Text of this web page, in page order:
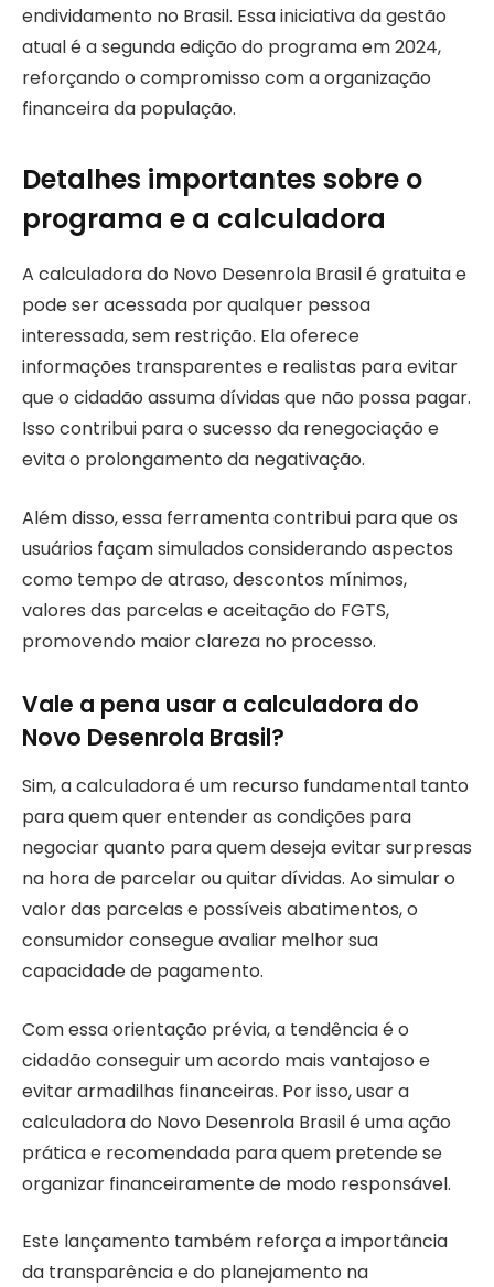
endividamento no Brasil. Essa iniciativa da gestão
atual é a segunda edição do programa em 2024,
reforçando o compromisso com a organização
financeira da população.
Detalhes importantes sobre o
programa e a calculadora
A calculadora do Novo Desenrola Brasil é gratuita e
pode ser acessada por qualquer pessoa
interessada, sem restrição. Ela oferece
informações transparentes e realistas para evitar
que o cidadão assuma dívidas que não possa pagar.
Isso contribui para o sucesso da renegociação e
evita o prolongamento da negativação.
Além disso, essa ferramenta contribui para que os
usuários façam simulados considerando aspectos
como tempo de atraso, descontos mínimos,
valores das parcelas e aceitação do FGTS,
promovendo maior clareza no processo.
Vale a pena usar a calculadora do
Novo Desenrola Brasil?
Sim, a calculadora é um recurso fundamental tanto
para quem quer entender as condições para
negociar quanto para quem deseja evitar surpresas
na hora de parcelar ou quitar dívidas. Ao simular o
valor das parcelas e possíveis abatimentos, o
consumidor consegue avaliar melhor sua
capacidade de pagamento.
Com essa orientação prévia, a tendência é o
cidadão conseguir um acordo mais vantajoso e
evitar armadilhas financeiras. Por isso, usar a
calculadora do Novo Desenrola Brasil é uma ação
prática e recomendada para quem pretende se
organizar financeiramente de modo responsável.
Este lançamento também reforça a importância
da transparência e do planejamento na